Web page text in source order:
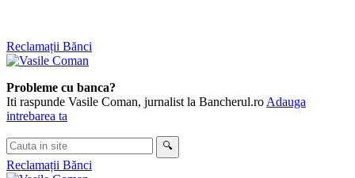
Skip
to
Reclamații Bănci
Probleme cu banca?
Iti raspunde Vasile Coman, jurnalist la Bancherul.ro Adauga
intrebarea ta
Cauta
in
site
🔍
Reclamații Bănci